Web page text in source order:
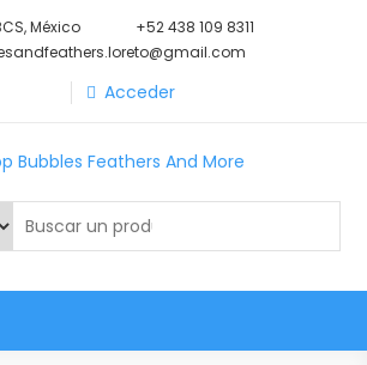
México
+52 438 109 8311
Acceder
Feathers And
More